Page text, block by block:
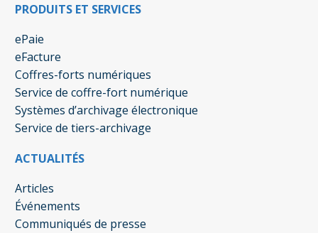
PRODUITS ET SERVICES
ePaie
eFacture
Coffres-forts numériques
Service de coffre-fort numérique
Systèmes d’archivage électronique
Service de tiers-archivage
ACTUALITÉS
Articles
Événements
Communiqués de presse